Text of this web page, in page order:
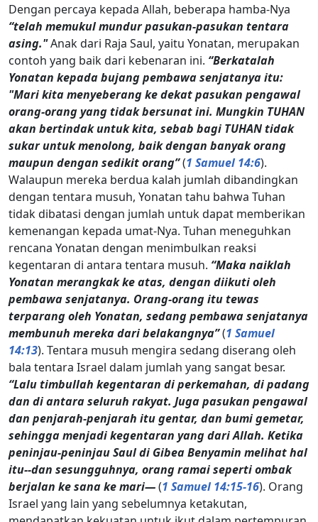
Dengan percaya kepada Allah, beberapa hamba-Nya
“telah memukul mundur pasukan-pasukan tentara
asing."Anak dari Raja Saul, yaitu Yonatan, merupakan
contoh yang baik dari kebenaran ini. “Berkatalah
Yonatan kepada bujang pembawa senjatanya itu:
"Mari kita menyeberang ke dekat pasukan pengawal
orang-orang yang tidak bersunat ini. Mungkin TUHAN
akan bertindak untuk kita, sebab bagi TUHAN tidak
sukar untuk menolong, baik dengan banyak orang
maupun dengan sedikit orang”(1 Samuel 14:6).
Walaupun mereka berdua kalah jumlah dibandingkan
dengan tentara musuh, Yonatan tahu bahwa Tuhan
tidak dibatasi dengan jumlah untuk dapat memberikan
kemenangan kepada umat-Nya. Tuhan meneguhkan
rencana Yonatan dengan menimbulkan reaksi
kegentaran di antara tentara musuh. “Maka naiklah
Yonatan merangkak ke atas, dengan diikuti oleh
pembawa senjatanya. Orang-orang itu tewas
terparang oleh Yonatan, sedang pembawa senjatanya
membunuh mereka dari belakangnya”(1 Samuel
14:13). Tentara musuh mengira sedang diserang oleh
bala tentara Israel dalam jumlah yang sangat besar.
“Lalu timbullah kegentaran di perkemahan, di padang
dan di antara seluruh rakyat. Juga pasukan pengawal
dan penjarah-penjarah itu gentar, dan bumi gemetar,
sehingga menjadi kegentaran yang dari Allah. Ketika
peninjau-peninjau Saul di Gibea Benyamin melihat hal
itu--dan sesungguhnya, orang ramai seperti ombak
berjalan ke sana ke mari—(1 Samuel 14:15-16). Orang
Israel yang lain yang sebelumnya ketakutan,